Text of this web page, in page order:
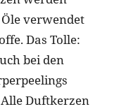
verwendet
Das Tolle:
bei den
Duftkerzen